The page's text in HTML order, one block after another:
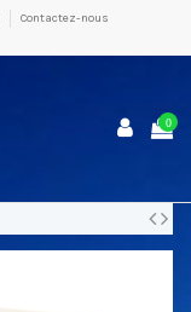
Contactez-nous
0